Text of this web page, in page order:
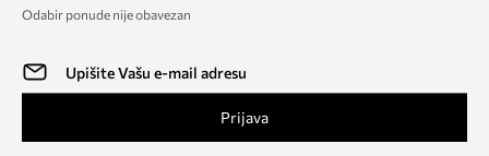
Odabir ponude nije obavezan
Prijava